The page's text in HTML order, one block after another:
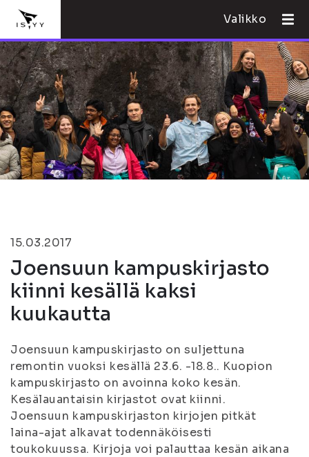
Valikko
15.03.2017
Joensuun kampuskirjasto
kiinni kesällä kaksi
kuukautta
Joensuun kampuskirjasto on suljettuna
remontin vuoksi kesällä 23.6. -18.8.. Kuopion
kampuskirjasto on avoinna koko kesän.
Kesälauantaisin kirjastot ovat kiinni.
Joensuun kampuskirjaston kirjojen pitkät
laina-ajat alkavat todennäköisesti
toukokuussa. Kirjoja voi palauttaa kesän aikana